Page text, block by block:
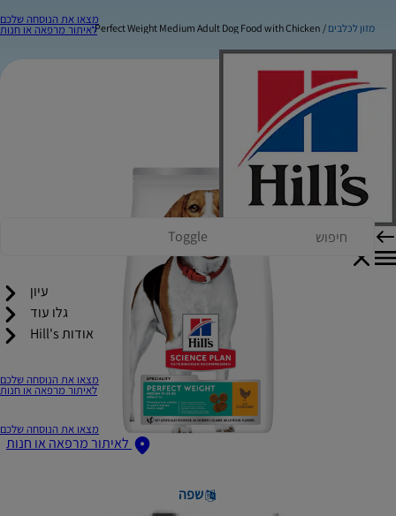
מצאו את הנוסחה שלכם
לאיתור מרפאה או חנות
Toggle
עיון
גלו עוד
אודות Hill's
מצאו את הנוסחה שלכם
לאיתור מרפאה או חנות
מצאו את הנוסחה שלכם
לאיתור מרפאה או חנות
שפה
מזון לכלבים Perfect Weight Medium Adult Dog Food with Chicken